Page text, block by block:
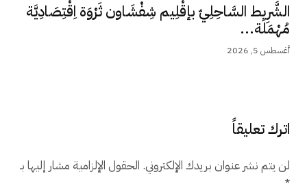
الشَّرِيط السَّاحِلِيّ بإقْلِيم شِفْشَاون ثَرْوَة اِقْتِصَادِيَّة
مُهْمَلَة...
أغسطس 5, 2026
اترك تعليقاً
لن يتم نشر عنوان بريدك الإلكتروني. الحقول الإلزامية مشار إليها بـ